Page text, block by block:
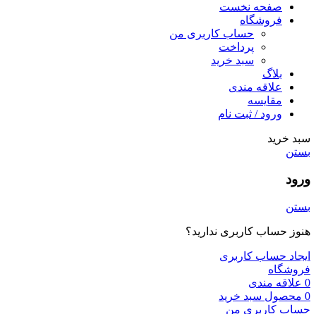
صفحه نخست
فروشگاه
حساب کاربری من
پرداخت
سبد خرید
بلاگ
علاقه مندی
مقایسه
ورود / ثبت نام
سبد خرید
بستن
ورود
بستن
هنوز حساب کاربری ندارید؟
ایجاد حساب کاربری
فروشگاه
0 علاقه مندی
0 محصول سبد خرید
حساب کاربری من